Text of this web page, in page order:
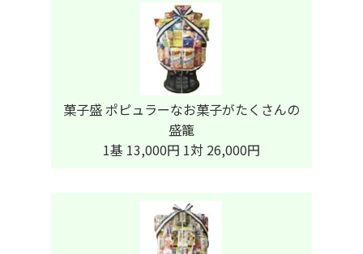
菓子盛 ポピュラーなお菓子がたくさんの
盛籠
1基 13,000円 1対 26,000円